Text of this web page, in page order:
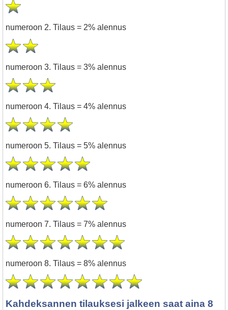
numeroon 2. Tilaus = 2% alennus
numeroon 3. Tilaus = 3% alennus
numeroon 4. Tilaus = 4% alennus
numeroon 5. Tilaus = 5% alennus
numeroon 6. Tilaus = 6% alennus
numeroon 7. Tilaus = 7% alennus
numeroon 8. Tilaus = 8% alennus
Kahdeksannen tilauksesi jalkeen saat aina 8